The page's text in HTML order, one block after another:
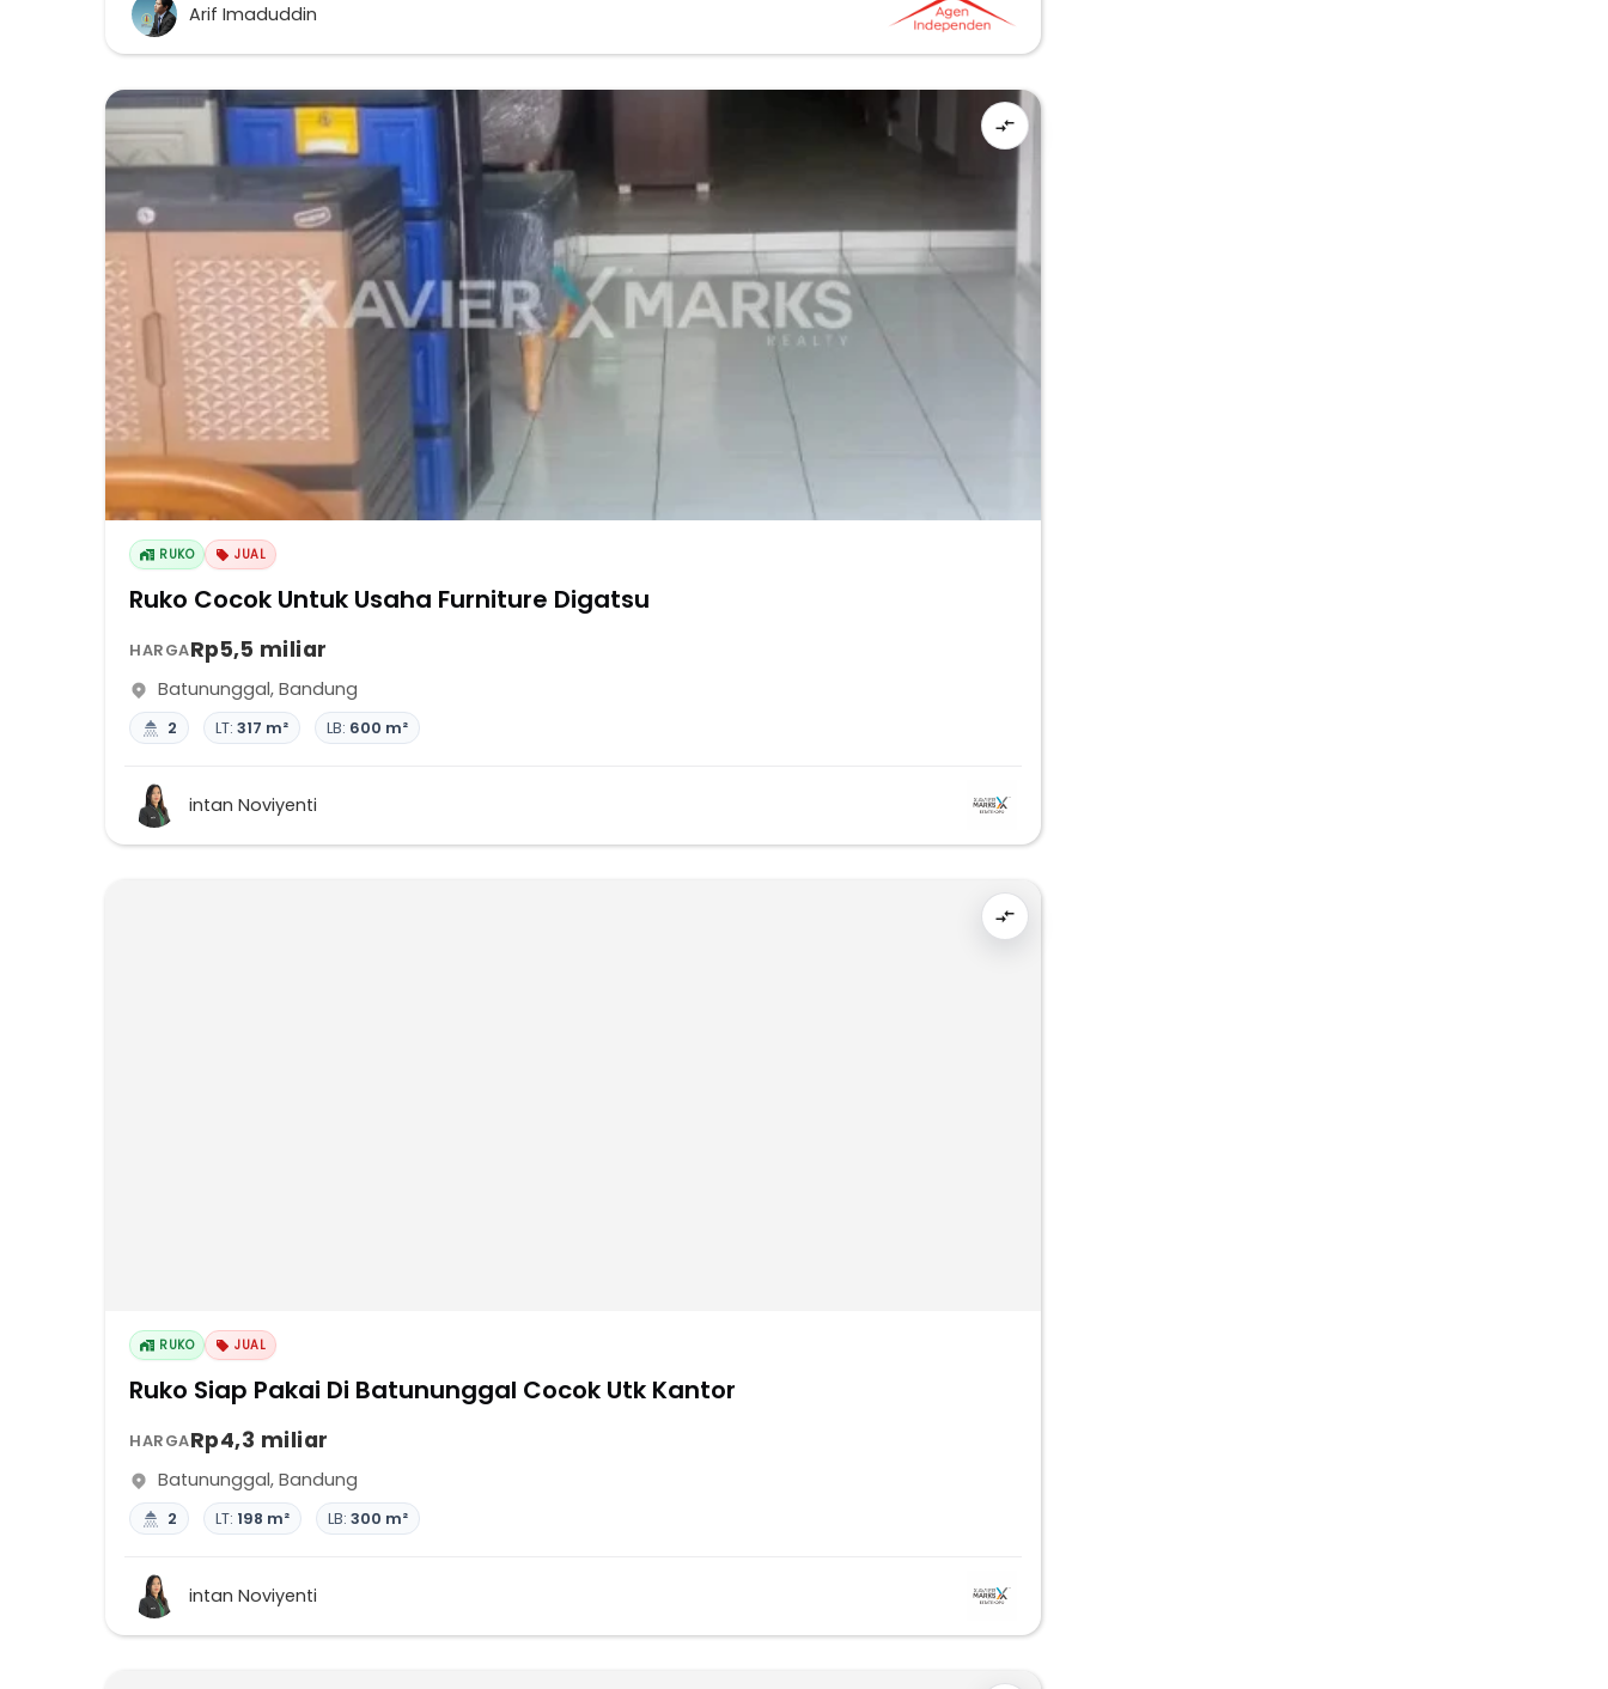
Arif Imaduddin
RUKO JUAL
Ruko Cocok Untuk Usaha Furniture Digatsu
HARGARp5,5 miliar
Batununggal, Bandung
2 LT: 317 m² LB: 600 m²
intan Noviyenti
RUKO JUAL
Ruko Siap Pakai Di Batununggal Cocok Utk Kantor
HARGARp4,3 miliar
Batununggal, Bandung
2 LT: 198 m² LB: 300 m²
intan Noviyenti